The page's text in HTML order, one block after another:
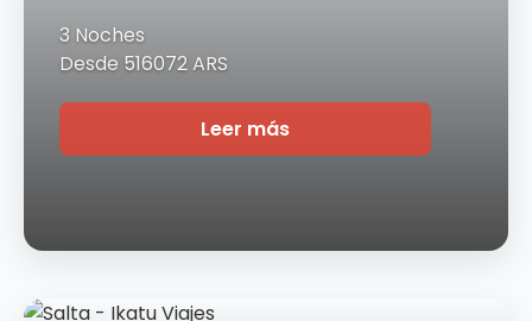
3 Noches
Desde 516072 ARS
Leer más